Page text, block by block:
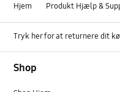
Hjem Produkt Hjælp &
Tryk her for at returnere dit
Shop